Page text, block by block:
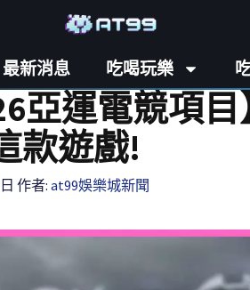
最新消息 吃喝玩樂
亞運電競項
款遊戲!
作者: at99娛樂城新聞